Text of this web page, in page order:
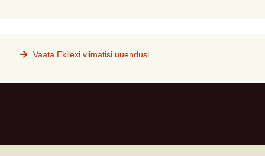
Vaata Ekilexi viimatisi uuendusi